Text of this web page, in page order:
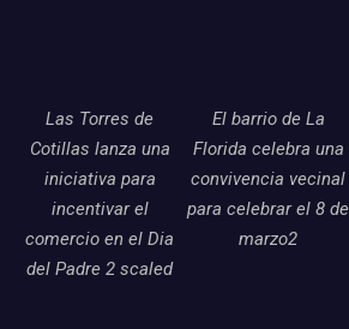
Las Torres de
Cotillas lanza una
iniciativa para
incentivar el
comercio en el Dia
del Padre 2 scaled
El barrio de La
Florida celebra una
convivencia vecinal
para celebrar el 8 de
marzo2